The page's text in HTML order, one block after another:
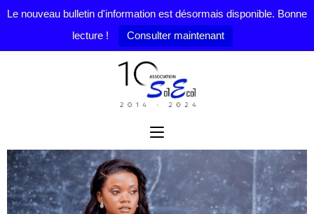
Le nouveau bulletin d'information est désormais disponible. Bonne
lecture !
Consulter maintenant